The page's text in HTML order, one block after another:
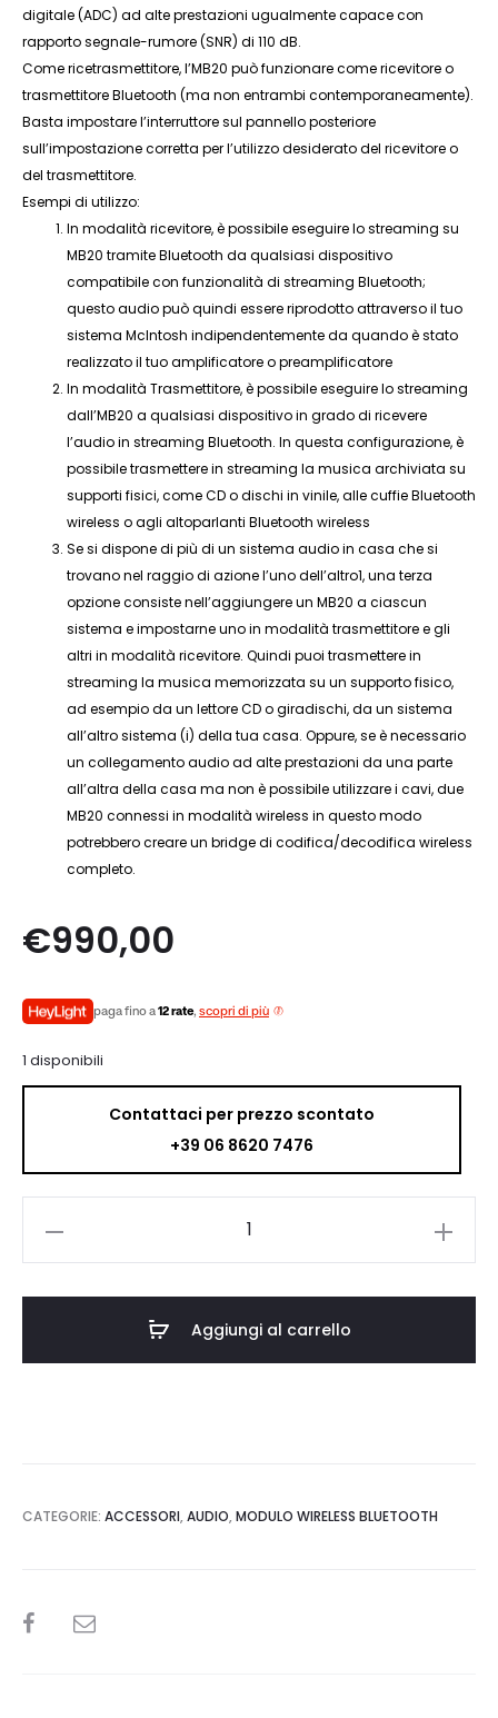
digitale (ADC) ad alte prestazioni ugualmente capace con
rapporto segnale-rumore (SNR) di 110 dB.
Come ricetrasmettitore, l’MB20 può funzionare come ricevitore o
trasmettitore Bluetooth (ma non entrambi contemporaneamente).
Basta impostare l’interruttore sul pannello posteriore
sull’impostazione corretta per l’utilizzo desiderato del ricevitore o
del trasmettitore.
Esempi di utilizzo:
In modalità ricevitore, è possibile eseguire lo streaming su
MB20 tramite Bluetooth da qualsiasi dispositivo
compatibile con funzionalità di streaming Bluetooth;
questo audio può quindi essere riprodotto attraverso il tuo
sistema McIntosh indipendentemente da quando è stato
realizzato il tuo amplificatore o preamplificatore
In modalità Trasmettitore, è possibile eseguire lo streaming
dall’MB20 a qualsiasi dispositivo in grado di ricevere
l’audio in streaming Bluetooth. In questa configurazione, è
possibile trasmettere in streaming la musica archiviata su
supporti fisici, come CD o dischi in vinile, alle cuffie Bluetooth
wireless o agli altoparlanti Bluetooth wireless
Se si dispone di più di un sistema audio in casa che si
trovano nel raggio di azione l’uno dell’altro1, una terza
opzione consiste nell’aggiungere un MB20 a ciascun
sistema e impostarne uno in modalità trasmettitore e gli
altri in modalità ricevitore. Quindi puoi trasmettere in
streaming la musica memorizzata su un supporto fisico,
ad esempio da un lettore CD o giradischi, da un sistema
all’altro sistema (i) della tua casa. Oppure, se è necessario
un collegamento audio ad alte prestazioni da una parte
all’altra della casa ma non è possibile utilizzare i cavi, due
MB20 connessi in modalità wireless in questo modo
potrebbero creare un bridge di codifica/decodifica wireless
completo.
€990,00
paga fino a12 rate, scopri di più
1 disponibili
Contattaci per prezzo scontato
+39 06 8620 7476
Aggiungi al carrello
CATEGORIE: ACCESSORI, AUDIO, MODULO WIRELESS BLUETOOTH
SHARE